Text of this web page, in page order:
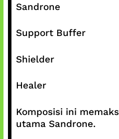
Sandrone
Support Buffer
Shielder
Healer
Komposisi ini
utama Sandrone.